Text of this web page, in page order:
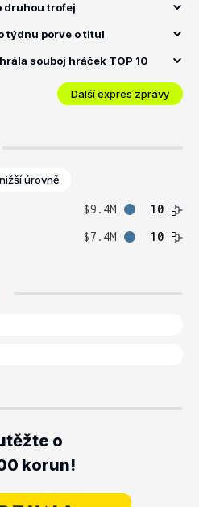
druhou trofej
týdnu porve o titul
souboj hráček TOP 10
Další expres zprávy
úrovně
$9.4M
10
$7.4M 10
o
korun!